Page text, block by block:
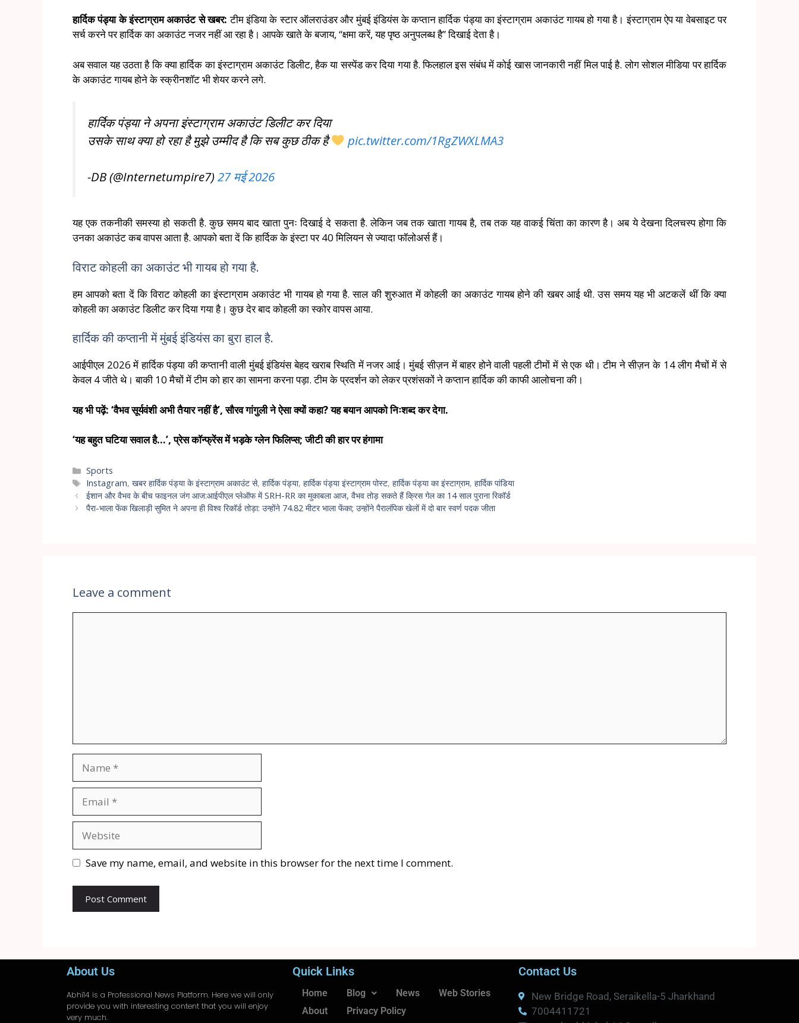
हार्दिक पंड्या के इंस्टाग्राम अकाउंट से खबर: टीम इंडिया के स्टार ऑलराउंडर और मुंबई इंडियंस के कप्तान हार्दिक पंड्या का इंस्टाग्राम अकाउंट गायब हो गया है। इंस्टाग्राम ऐप या वेबसाइट पर
सर्च करने पर हार्दिक का अकाउंट नजर नहीं आ रहा है। आपके खाते के बजाय, “क्षमा करें, यह पृष्ठ अनुपलब्ध है” दिखाई देता है।
अब सवाल यह उठता है कि क्या हार्दिक का इंस्टाग्राम अकाउंट डिलीट, हैक या सस्पेंड कर दिया गया है. फिलहाल इस संबंध में कोई खास जानकारी नहीं मिल पाई है. लोग सोशल मीडिया पर हार्दिक
के अकाउंट गायब होने के स्क्रीनशॉट भी शेयर करने लगे.
हार्दिक पंड्या ने अपना इंस्टाग्राम अकाउंट डिलीट कर दिया
उसके साथ क्या हो रहा है मुझे उम्मीद है कि सब कुछ ठीक है
pic.twitter.com/1RgZWXLMA3
-DB (@Internetumpire7) 27 मई 2026
यह एक तकनीकी समस्या हो सकती है. कुछ समय बाद खाता पुनः दिखाई दे सकता है. लेकिन जब तक खाता गायब है, तब तक यह वाकई चिंता का कारण है। अब ये देखना दिलचस्प होगा कि
उनका अकाउंट कब वापस आता है. आपको बता दें कि हार्दिक के इंस्टा पर 40 मिलियन से ज्यादा फॉलोअर्स हैं।
विराट कोहली का अकाउंट भी गायब हो गया है.
हम आपको बता दें कि विराट कोहली का इंस्टाग्राम अकाउंट भी गायब हो गया है. साल की शुरुआत में कोहली का अकाउंट गायब होने की खबर आई थी. उस समय यह भी अटकलें थीं कि क्या
कोहली का अकाउंट डिलीट कर दिया गया है। कुछ देर बाद कोहली का स्कोर वापस आया.
हार्दिक की कप्तानी में मुंबई इंडियंस का बुरा हाल है.
आईपीएल 2026 में हार्दिक पंड्या की कप्तानी वाली मुंबई इंडियंस बेहद खराब स्थिति में नजर आई। मुंबई सीज़न में बाहर होने वाली पहली टीमों में से एक थी। टीम ने सीज़न के 14 लीग मैचों में से
केवल 4 जीते थे। बाकी 10 मैचों में टीम को हार का सामना करना पड़ा. टीम के प्रदर्शन को लेकर प्रशंसकों ने कप्तान हार्दिक की काफी आलोचना की।
यह भी पढ़ें: ‘वैभव सूर्यवंशी अभी तैयार नहीं है’, सौरव गांगुली ने ऐसा क्यों कहा? यह बयान आपको निःशब्द कर देगा.
‘यह बहुत घटिया सवाल है…’, प्रेस कॉन्फ्रेंस में भड़के ग्लेन फिलिप्स; जीटी की हार पर हंगामा
Sports
Instagram,खबर हार्दिक पंड्या के इंस्टाग्राम अकाउंट से,हार्दिक पंड्या,हार्दिक पंड्या इंस्टाग्राम पोस्ट,हार्दिक पंड्या का इंस्टाग्राम,हार्दिक पांडिया
ईशान और वैभव के बीच फाइनल जंग आज:आईपीएल प्लेऑफ में SRH-RR का मुकाबला आज, वैभव तोड़ सकते हैं क्रिस गेल का 14 साल पुराना रिकॉर्ड
पैरा-भाला फेंक खिलाड़ी सुमित ने अपना ही विश्व रिकॉर्ड तोड़ा: उन्होंने 74.82 मीटर भाला फेंका; उन्होंने पैरालंपिक खेलों में दो बार स्वर्ण पदक जीता
Leave a comment
Save my name, email, and website in this browser for the next time I comment.
About Us
Abhi14 is a Professional News Platform. Here we will only
provide you with interesting content that you will enjoy
very much.
Quick Links
Home Blog News
Web Stories
About
Privacy Policy
Contact Us
New Bridge Road, Seraikella-5 Jharkhand
7004411721